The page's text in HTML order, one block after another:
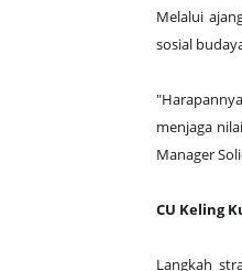
Melalui
sosial
menjaga
Manager
CU Keling
Langkah